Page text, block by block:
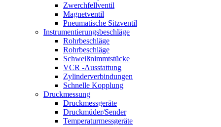
Zwerchfellventil
Magnetventil
Pneumatische Sitzventil
Instrumentierungsbeschläge
Rohrbeschläge
Rohrbeschläge
Schweißnimmtstücke
VCR -Ausstattung
Zylinderverbindungen
Schnelle Kopplung
Druckmessung
Druckmessgeräte
Druckmüder/Sender
Temperaturmessgeräte